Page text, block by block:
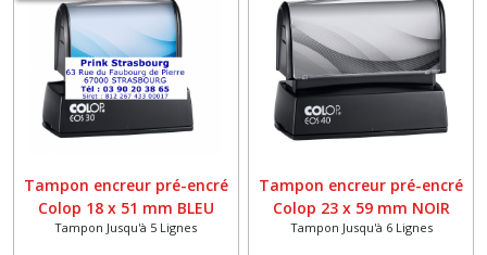
Tampon encreur pré-encré
Colop 18 x 51 mm BLEU
Tampon Jusqu'à 5 Lignes
Tampon encreur pré-encré
Colop 23 x 59 mm NOIR
Tampon Jusqu'à 6 Lignes